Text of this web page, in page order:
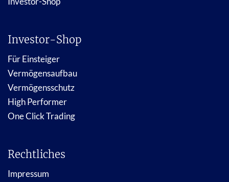
Investor-Shop
Für Einsteiger
Vermögensaufbau
Vermögensschutz
High Performer
One Click Trading
Rechtliches
Impressum